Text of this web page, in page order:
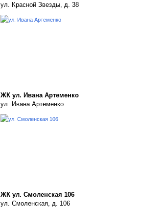
ул. Красной Звезды, д. 38
ЖК ул. Ивана Артеменко
ул. Ивана Артеменко
ЖК ул. Смоленская 106
ул. Смоленская, д. 106